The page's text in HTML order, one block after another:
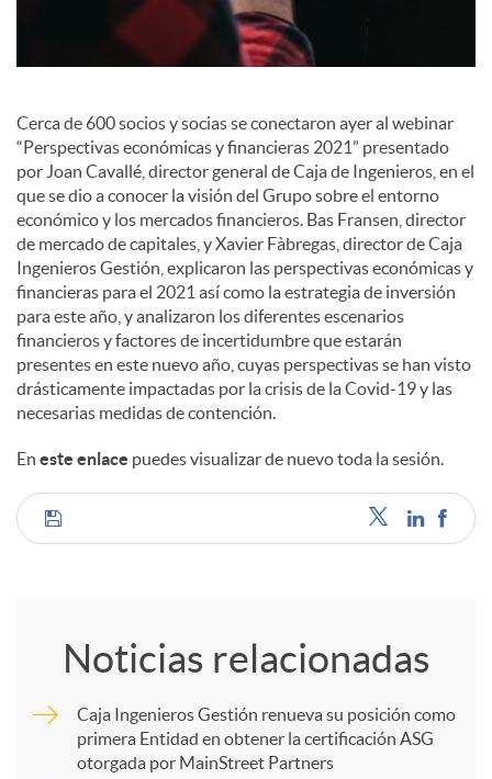
s
Cerca de 600 socios y socias se conectaron ayer al webinar
“Perspectivas económicas y financieras 2021” presentado
por Joan Cavallé, director general de Caja de Ingenieros, en el
que se dio a conocer la visión del Grupo sobre el entorno
económico y los mercados financieros. Bas Fransen, director
de mercado de capitales, y Xavier Fàbregas, director de Caja
Ingenieros Gestión, explicaron las perspectivas económicas y
financieras para el 2021 así como la estrategia de inversión
para este año, y analizaron los diferentes escenarios
financieros y factores de incertidumbre que estarán
presentes en este nuevo año, cuyas perspectivas se han visto
drásticamente impactadas por la crisis de la Covid-19 y las
necesarias medidas de contención.
En este enlace puedes visualizar de nuevo toda la sesión.
C
m
Noticias relacionadas
Caja Ingenieros Gestión renueva su posición como
primera Entidad en obtener la certificación ASG
otorgada por MainStreet Partners